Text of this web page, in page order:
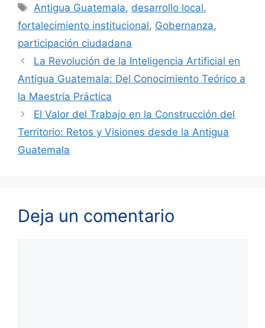
Etiquetas
Antigua Guatemala, desarrollo local,
fortalecimiento institucional, Gobernanza,
participación ciudadana
La Revolución de la Inteligencia Artificial en
Antigua Guatemala: Del Conocimiento Teórico a
la Maestría Práctica
El Valor del Trabajo en la Construcción del
Territorio: Retos y Visiones desde la Antigua
Guatemala
Deja un comentario